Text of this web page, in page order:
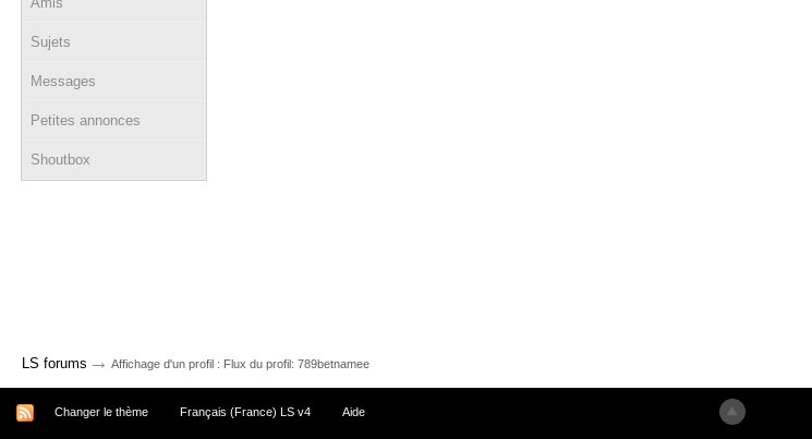
Sujets
Messages
Petites annonces
Shoutbox
LS forums → Affichage d'un profil : Flux du profil: 789betnamee
Changer le thème Français (France) LS v4 Aide